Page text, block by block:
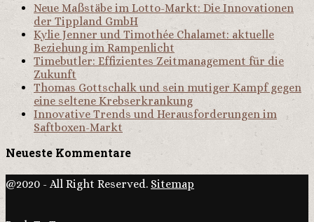
Neue Maßstäbe im Lotto-Markt: Die Innovationen
der Tippland GmbH
Kylie Jenner und Timothée Chalamet: aktuelle
Beziehung im Rampenlicht
Timebutler: Effizientes Zeitmanagement für die
Zukunft
Thomas Gottschalk und sein mutiger Kampf gegen
eine seltene Krebserkrankung
Innovative Trends und Herausforderungen im
Saftboxen-Markt
Neueste Kommentare
@2020 - All Right Reserved. Sitemap